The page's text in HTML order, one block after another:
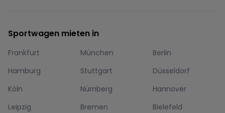
Sportwagen mieten in
Frankfurt München
Berlin
Hamburg
Stuttgart
Düsseldorf
Köln
Nürnberg
Hannover
Leipzig
Bremen
Bielefeld